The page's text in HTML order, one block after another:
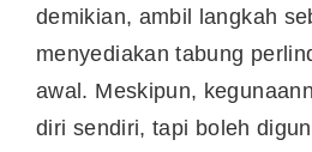
demikian, ambil langkah
menyediakan tabung
awal. Meskipun,
diri sendiri, tapi boleh